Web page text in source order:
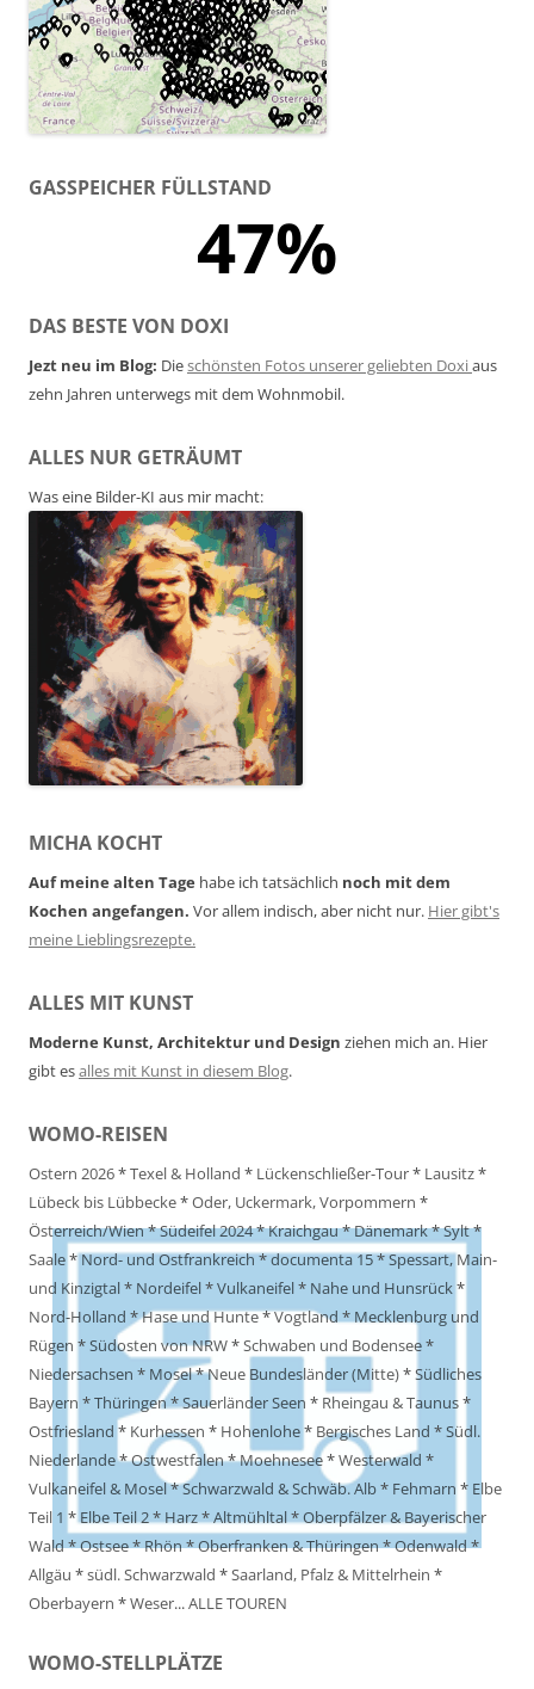
GASSPEICHER FÜLLSTAND
47%
DAS BESTE VON DOXI
Jezt neu im Blog: Dieschönsten Fotos unserer geliebten Doxiaus
zehn Jahren unterwegs mit dem Wohnmobil.
ALLES NUR GETRÄUMT
Was eine Bilder-KI aus mir macht:
MICHA KOCHT
Auf meine alten Tage habe ich tatsächlich noch mit dem
Kochen angefangen. Vor allem indisch, aber nicht nur. Hier gibt's
meine Lieblingsrezepte.
ALLES MIT KUNST
Moderne Kunst, Architektur und Design ziehen mich an. Hier
gibt esalles mit Kunst in diesem Blog.
WOMO-REISEN
Ostern 2026*Texel & Holland * Lückenschließer-Tour* Lausitz*
Lübeck bis Lübbecke*Oder, Uckermark, Vorpommern *
Österreich/Wien*Südeifel 2024*Kraichgau*Dänemark*Sylt*
Saale*Nord- und Ostfrankreich*documenta 15*Spessart, Main-
und Kinzigtal* Nordeifel*Vulkaneifel* Nahe und Hunsrück*
Nord-Holland *Hase und Hunte*Vogtland*Mecklenburg und
Rügen *Südosten von NRW*Schwaben und Bodensee*
Niedersachsen * Mosel*Neue Bundesländer (Mitte)*Südliches
Bayern *Thüringen*Sauerländer Seen * Rheingau & Taunus*
Ostfriesland * Kurhessen * Hohenlohe* Bergisches Land *Südl.
Niederlande*Ostwestfalen*Moehnesee*Westerwald *
Vulkaneifel & Mosel*Schwarzwald & Schwäb. Alb* Fehmarn * Elbe
Teil 1 *Elbe Teil 2*Harz*Altmühltal*Oberpfälzer & Bayerischer
Wald*Ostsee*Rhön*Oberfranken & Thüringen*Odenwald*
Allgäu *südl. Schwarzwald *Saarland, Pfalz & Mittelrhein *
Oberbayern *Weser...ALLE TOUREN
WOMO-STELLPLÄTZE